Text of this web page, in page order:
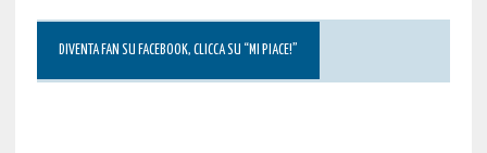
DIVENTA FAN SU FACEBOOK, CLICCA SU “MI PIACE!”